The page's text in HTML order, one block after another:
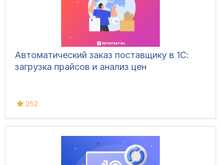
Автоматический заказ поставщику в 1С:
загрузка прайсов и анализ цен
252